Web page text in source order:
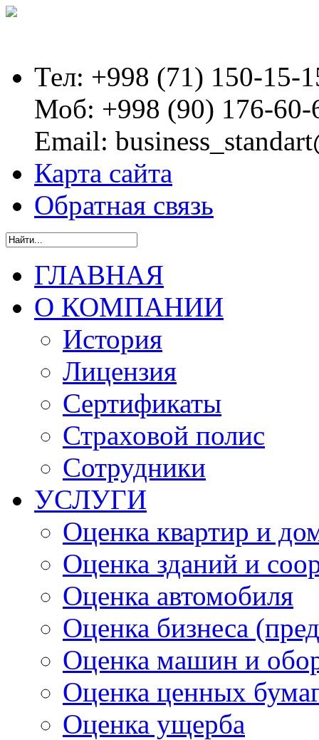
Тел: +998 (71) 150-15-
Моб: +998 (90) 176-60-
Email:
Карта сайта
Обратная связь
ГЛАВНАЯ
О КОМПАНИИ
История
Лицензия
Сертификаты
Страховой полис
Сотрудники
УСЛУГИ
Оценка квартир и
Оценка зданий и
Оценка автомобиля
Оценка бизнеса
Оценка машин и
Оценка ценных
Оценка ущерба